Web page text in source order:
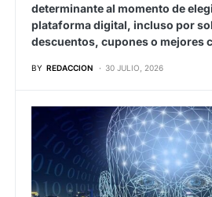
determinante al momento de
plataforma digital, incluso por
descuentos, cupones o mejores
BY REDACCION 30 JULIO, 2026